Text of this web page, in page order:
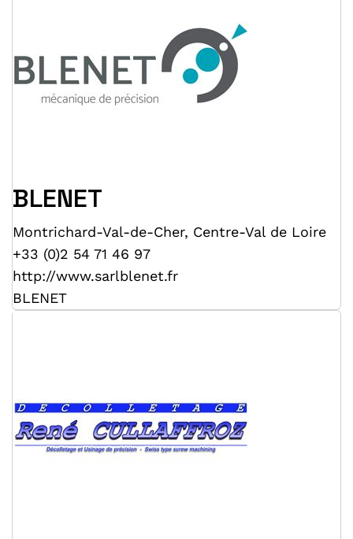
BLENET
Montrichard-Val-de-Cher, Centre-Val de Loire
+33 (0)2 54 71 46 97
http://www.sarlblenet.fr
BLENET